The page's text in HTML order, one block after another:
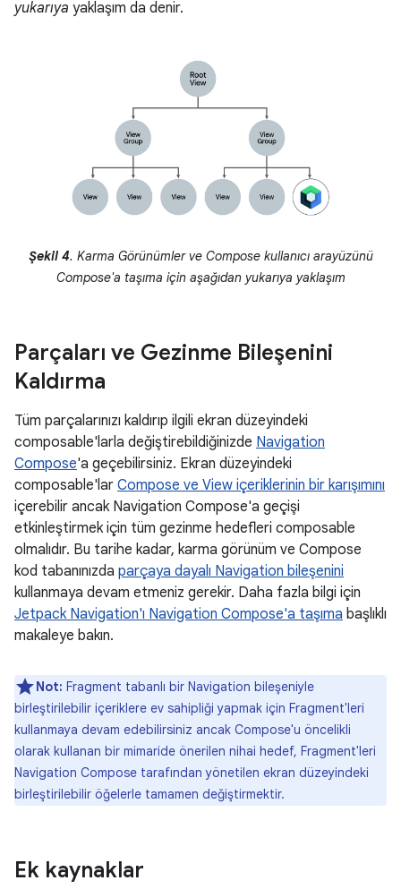
yukarıya yaklaşım da denir.
Şekil 4. Karma Görünümler ve Compose kullanıcı arayüzünü
Compose'a taşıma için aşağıdan yukarıya yaklaşım
Parçaları ve Gezinme Bileşenini
Kaldırma
Tüm parçalarınızı kaldırıp ilgili ekran düzeyindeki
composable'larla değiştirebildiğinizde Navigation
Compose'a geçebilirsiniz. Ekran düzeyindeki
composable'lar Compose ve View içeriklerinin bir karışımını
içerebilir ancak Navigation Compose'a geçişi
etkinleştirmek için tüm gezinme hedefleri composable
olmalıdır. Bu tarihe kadar, karma görünüm ve Compose
kod tabanınızda parçaya dayalı Navigation bileşenini
kullanmaya devam etmeniz gerekir. Daha fazla bilgi için
Jetpack Navigation'ı Navigation Compose'a taşıma başlıklı
makaleye bakın.
Not: Fragment tabanlı bir Navigation bileşeniyle
birleştirilebilir içeriklere ev sahipliği yapmak için Fragment'leri
kullanmaya devam edebilirsiniz ancak Compose'u öncelikli
olarak kullanan bir mimaride önerilen nihai hedef, Fragment'leri
Navigation Compose tarafından yönetilen ekran düzeyindeki
birleştirilebilir öğelerle tamamen değiştirmektir.
Ek kaynaklar